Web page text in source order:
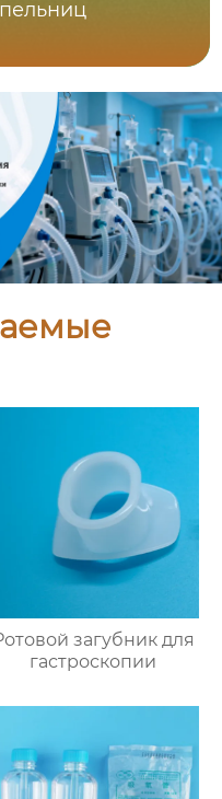
загубник для
гастроскопии